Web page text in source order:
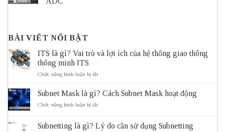
BÀI VIẾT NỔI BẬT
ITS là gì? Vai trò và lợi ích của hệ thống giao thông
thông minh ITS
Chức năng bình luận bị tắtở
gì?
Vai
lợi
Subnet Mask là gì? Cách Subnet Mask hoạt động
Chức năng bình luận bị tắtở
là
Subnetting là gì? Lý do cần sử dụng Subnetting